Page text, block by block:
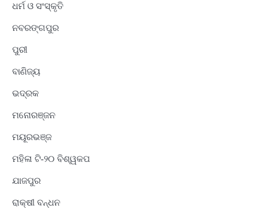
ଧର୍ମ ଓ ସଂସ୍କୃତି
ନବରଙ୍ଗପୁର
ପୁରୀ
ବାଣିଜ୍ୟ
ଭଦ୍ରକ
ମନୋରଞ୍ଜନ
ମୟୂରଭଞ୍ଜ
ମହିଳା ଟି-୨୦ ବିଶ୍ୱକପ
ଯାଜପୁର
ରାକ୍ଷୀ ବନ୍ଧନ